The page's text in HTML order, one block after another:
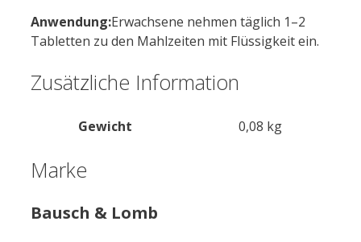
Anwendung:Erwachsene nehmen täglich 1–2
Tabletten zu den Mahlzeiten mit Flüssigkeit ein.
Zusätzliche Information
Gewicht 0,08 kg
Marke
Bausch & Lomb